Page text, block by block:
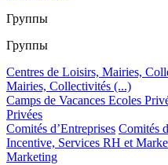
Группы
Группы
Centres de Loisirs, Mairies,
Mairies, Collectivités (...)
Camps de Vacances Ecoles
Privées
Comités d’Entreprises Comités
Incentive, Services RH et
Marketing